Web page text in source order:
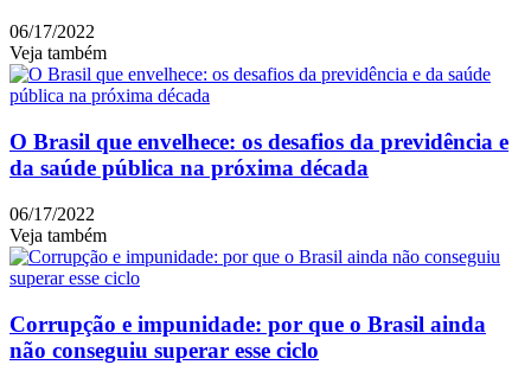
06/17/2022
Veja também
O Brasil que envelhece: os desafios da previdência e
da saúde pública na próxima década
06/17/2022
Veja também
Corrupção e impunidade: por que o Brasil ainda
não conseguiu superar esse ciclo